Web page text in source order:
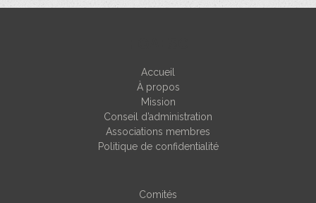
Accueil
À propos
Mission
Conseil d’administration
Associations membres
Politique de confidentialité
Comités